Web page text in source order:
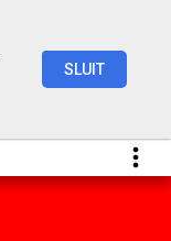
SLUIT